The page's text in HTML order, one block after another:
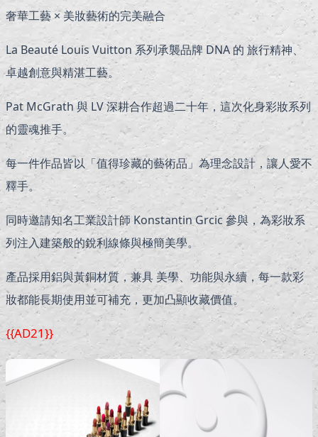
奢華工藝 × 美妝藝術的完美融合
La Beauté Louis Vuitton 系列承襲品牌 DNA 的 旅行精神、
卓越創意與精湛工藝。
Pat McGrath 與 LV 深耕合作超過二十年，這次化身彩妝系列
的靈魂推手。
每一件作品皆以「值得珍藏的藝術品」為理念設計，讓人愛不
釋手。
同時邀請知名工業設計師 Konstantin Grcic 參與，為彩妝系
列注入建築般的銳利線條與極簡美學。
產品採用鋁與黃銅材質，兼具 美學、功能與永續，每一款彩
妝都能長期使用並可補充，更加凸顯收藏價值。
{{AD21}}